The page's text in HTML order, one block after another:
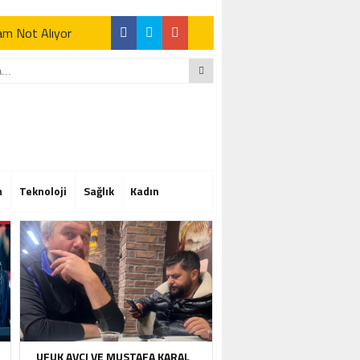
Not Alıyor
Not Alıyor
Teknoloji Sağlık Kadın
UFUK AVCI VE MUSTAFA KARAL